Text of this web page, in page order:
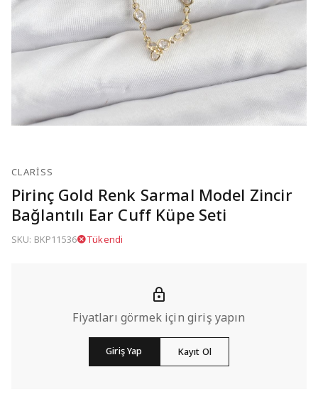
CLARISS
Pirinç Gold Renk Sarmal Model Zincir
Bağlantılı Ear Cuff Küpe Seti
SKU: BKP11536 Tükendi
Fiyatları görmek için giriş yapın
Giriş Yap Kayıt Ol